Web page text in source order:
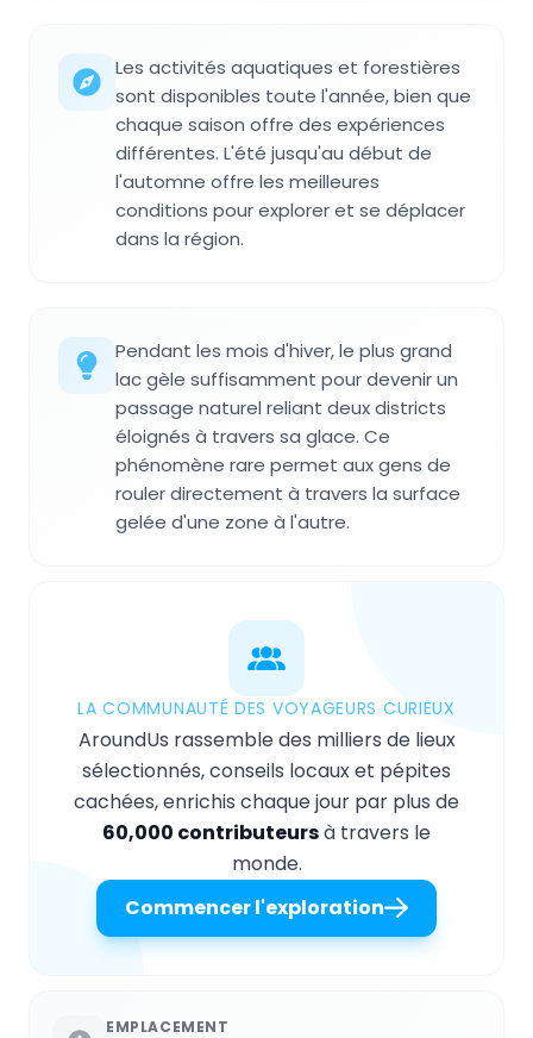
Les activités aquatiques et forestières
sont disponibles toute l'année, bien que
chaque saison offre des expériences
différentes. L'été jusqu'au début de
l'automne offre les meilleures
conditions pour explorer et se déplacer
dans la région.
Pendant les mois d'hiver, le plus grand
lac gèle suffisamment pour devenir un
passage naturel reliant deux districts
éloignés à travers sa glace. Ce
phénomène rare permet aux gens de
rouler directement à travers la surface
gelée d'une zone à l'autre.
LA COMMUNAUTÉ DES VOYAGEURS CURIEUX
AroundUs rassemble des milliers de lieux
sélectionnés, conseils locaux et pépites
cachées, enrichis chaque jour par plus de
60,000 contributeursà travers le
monde.
Commencer l'exploration
EMPLACEMENT